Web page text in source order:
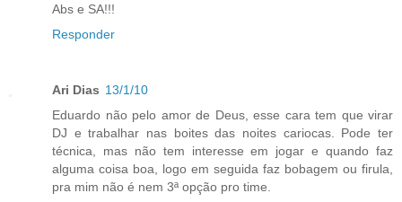
Abs e SA!!!
Responder
Ari Dias 13/1/10
Eduardo não pelo amor de Deus, esse cara tem que virar
DJ e trabalhar nas boites das noites cariocas. Pode ter
técnica, mas não tem interesse em jogar e quando faz
alguma coisa boa, logo em seguida faz bobagem ou firula,
pra mim não é nem 3ª opção pro time.